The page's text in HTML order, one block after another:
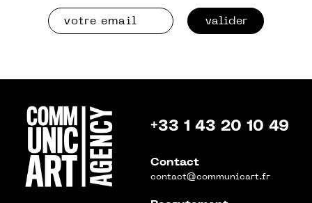
valider
+33 1 43 20 10 49
Contact
contact@communicart.fr